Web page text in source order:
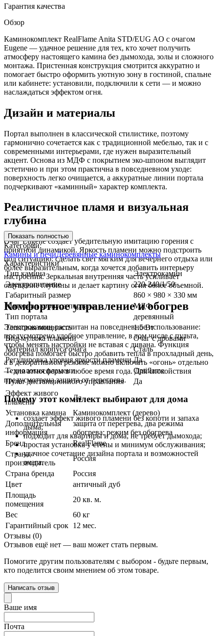
Гарантия качества
Обзор
Каминокомплект RealFlame Anita STD/EUG AO с очагом
Eugene — удачное решение для тех, кто хочет получить
атмосферу настоящего камина без дымохода, золы и сложного
монтажа. Пристенная конструкция смотрится аккуратно и
помогает быстро оформить уютную зону в гостиной, спальне
или кабинете: установили, подключили к сети — и можно
наслаждаться эффектом огня.
Дизайн и материалы
Портал выполнен в классической стилистике, поэтому
гармонично сочетается как с традиционной мебелью, так и с
современными интерьерами, где нужен выразительный
акцент. Основа из МДФ с покрытием эко-шпоном выглядит
эстетично и при этом практична в повседневном уходе:
поверхность легко очищается, а аккуратные линии портала
подчеркивают «каминный» характер комплекта.
Реалистичное пламя и визуальная
глубина
Очаг Eugene создает убедительную имитацию горения с
приятной динамикой. Яркость пламени можно подстроить
под ситуацию: сделать свет мягким для вечернего отдыха или
более выразительным, когда хочется добавить интерьеру
настроения. Зеркальная внутренняя часть усиливает
ощущение глубины и делает картину огня более объемной.
Комфортное управление и обогрев
Электрокамин рассчитан на повседневное использование:
предусмотрено удобное управление, в том числе с пульта,
чтобы менять настройки не вставая с дивана. Функция
обогрева помогает быстро добавить тепла в прохладный день,
а в декоративном режиме можно включать «огонь» отдельно
— для атмосферы в любое время года. Для спокойствия
предусмотрена защита от перегрева.
Почему этот комплект выбирают для дома
создает эффект живого пламени без копоти и запаха
дыма;
подходит для квартиры и дома, не требует дымохода;
простая установка у стены и минимум обслуживания;
удачное сочетание дизайна портала и возможностей
очага.
Показать полностью
Категории:
Камины и печиДеревянные каминокомплекты
Характеристики
Тип камина
Электрокамин
Электропитание
220-240/1/50
Габаритный размер
860 × 980 × 330 мм
Материал корпуса портала
МДФ
Тип портала
деревянный
Тепловая мощность
1.5 Вт
Вид муляжа пламени
Очаг с дровами
Материал корпуса очага
Сталь
Регулировка уровня яркости пламени Да
Технология пламени
Optiflame
Пульт дистанционного управления
Да
Эффект живого
пламени
Да
Установка камина
Каминокомплект (дерево)
Дополнительная
информация
защита от перегрева, два режима
обогрева; режим без обогрева
Бренд
RealFlame
Страна
производитель
Россия
Страна бренда
Россия
Цвет
античный дуб
Площадь
помещения
20 кв. м.
Вес
60 кг
Гарантийный срок 12 мес.
Отзывы (0)
Отзывов ещё нет — ваш может стать первым.
Помогите другим пользователям с выбором - будьте первым,
кто поделится своим мнением об этом товаре.
Написать отзыв
Ваше имя
Почта